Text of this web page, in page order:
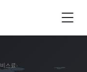
스료›